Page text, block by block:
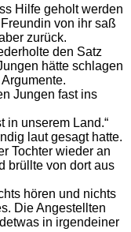
Hilfe geholt werden
von ihr saß
zurück.
den Satz
hätte schlagen
Jungen fast ins
in unserem Land.“
laut gesagt hatte.
Tochter wieder an
brüllte von dort aus
hören und nichts
Die Angestellten
in irgendeiner